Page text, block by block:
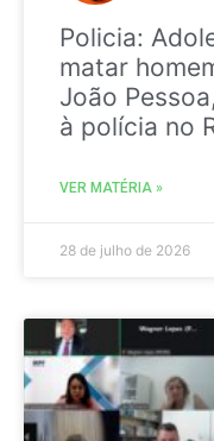
Policia:
matar
João
à polícia no
VER MATÉRIA »
28 de julho de 2026